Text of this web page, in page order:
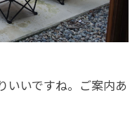
いいですね。ご案内あ